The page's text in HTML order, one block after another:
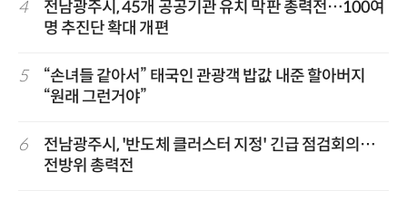
4
전남광주시, 45개 공공기관 유치 막판 총력전…100여
명 추진단 확대 개편
5
“손녀들 같아서” 태국인 관광객 밥값 내준 할아버지
“원래 그런거야”
6
전남광주시, '반도체 클러스터 지정' 긴급 점검회의…
전방위 총력전